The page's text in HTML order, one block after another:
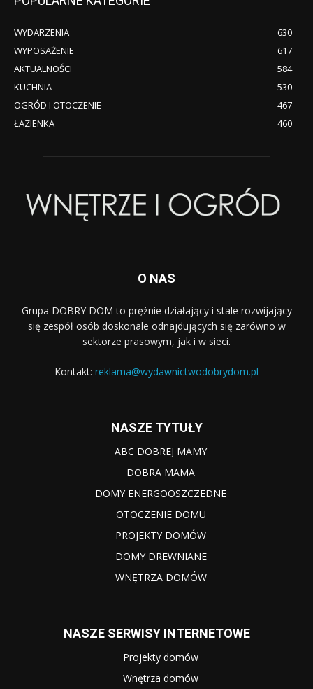
WYDARZENIA
630
WYPOSAŻENIE
617
AKTUALNOŚCI
584
KUCHNIA
530
OGRÓD I OTOCZENIE
467
ŁAZIENKA
460
O NAS
Grupa DOBRY DOM to prężnie działający i stale rozwijający
się zespół osób doskonale odnajdujących się zarówno w
sektorze prasowym, jak i w sieci.
Kontakt: reklama@wydawnictwodobrydom.pl
NASZE TYTUŁY
ABC DOBREJ MAMY
DOBRA MAMA
DOMY ENERGOOSZCZEDNE
OTOCZENIE DOMU
PROJEKTY DOMÓW
DOMY DREWNIANE
WNĘTRZA DOMÓW
NASZE SERWISY INTERNETOWE
Projekty domów
Wnętrza domów